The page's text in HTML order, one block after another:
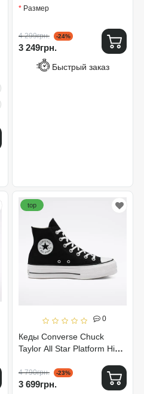
Размер
4 299грн. -24%
3 249грн.
Быстрый заказ
0
Кеды Converse Chuck
Taylor All Star Platform Hi
top
4 790грн. -23%
3 699грн.